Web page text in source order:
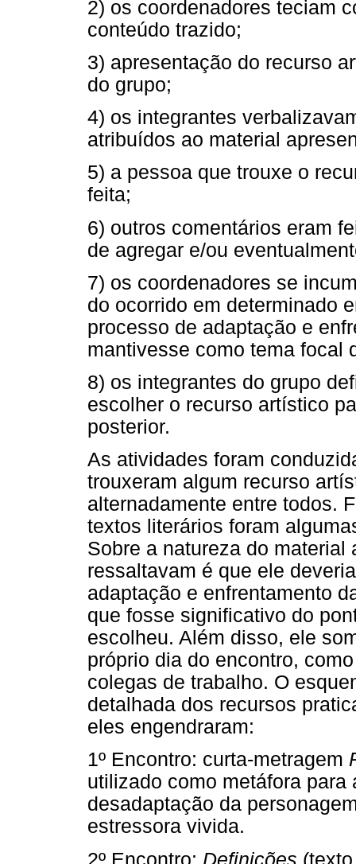
2) os coordenadores teciam
conteúdo trazido;
3) apresentação do recurso
do grupo;
4) os integrantes
atribuídos ao material
5) a pessoa que trouxe o
feita;
6) outros comentários eram
de agregar e/ou
7) os coordenadores se
do ocorrido em determinado
processo de adaptação e
mantivesse como tema focal
8) os integrantes do grupo
escolher o recurso artístico
posterior.
As atividades foram
trouxeram algum recurso
alternadamente entre todos.
textos literários foram
Sobre a natureza do
ressaltavam é que ele
adaptação e enfrentamento
que fosse significativo do
escolheu. Além disso, ele
próprio dia do encontro,
colegas de trabalho. O
detalhada dos recursos
eles engendraram:
1º Encontro: curta-metragem
utilizado como metáfora
desadaptação da
estressora vivida.
2º Encontro: Definições